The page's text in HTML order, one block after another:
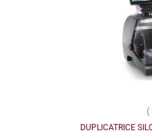
(
DUPLICATRICE